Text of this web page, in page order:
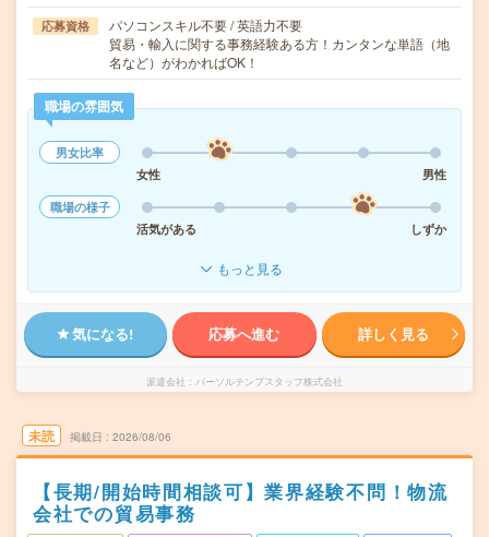
応募資格
パソコンスキル不要 / 英語力不要
貿易・輸入に関する事務経験ある方！カンタンな単語（地
名など）がわかればOK！
職場の雰囲気
男女比率
女性
男性
職場の様子
活気がある
しずか
もっと見る
気になる! 応募へ進む 詳しく見る
派遣会社 パーソルテンプスタッフ株式会社
未読 掲載日 2026/08/06
【長期/開始時間相談可】業界経験不問！物流
会社での貿易事務